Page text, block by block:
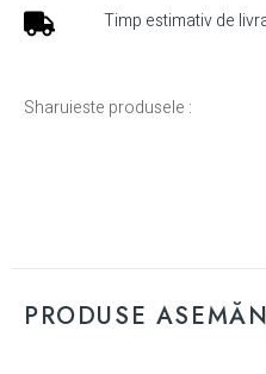
Timp estimativ de
Sharuieste produsele :
PRODUSE